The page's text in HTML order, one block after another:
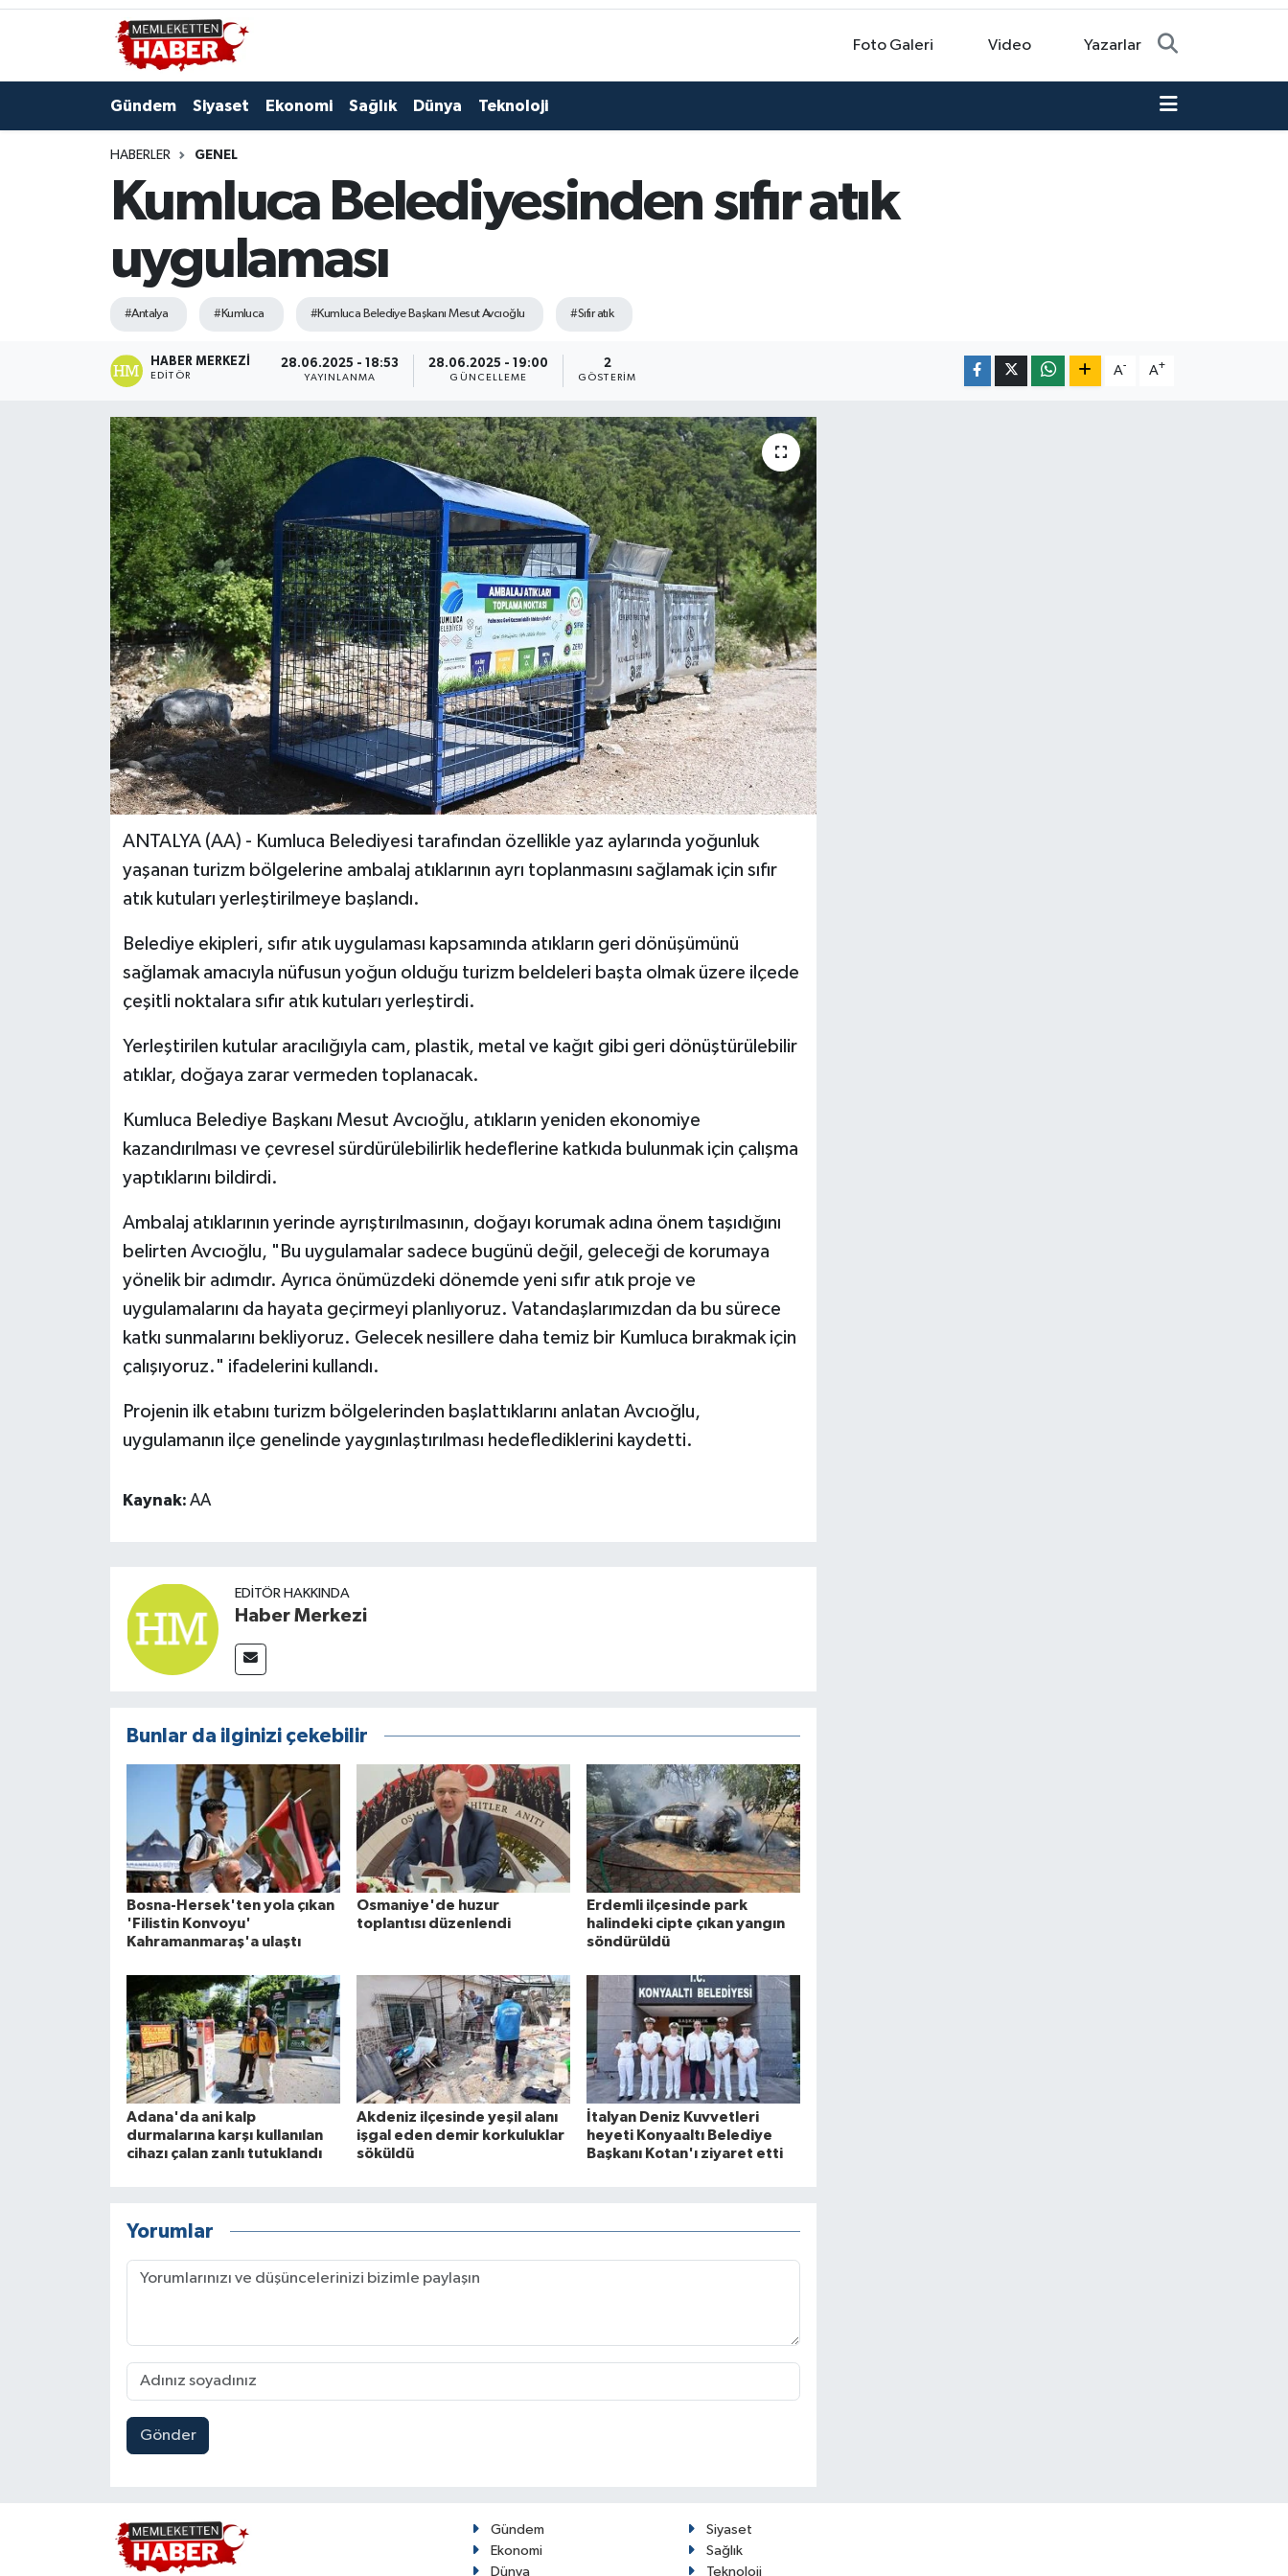
Foto Galeri Video Yazarlar
Gündem Siyaset Ekonomi Sağlık Dünya Teknoloji
HABERLER GENEL
Kumluca Belediyesinden sıfır atık
uygulaması
#Antalya #Kumluca #Kumluca Belediye Başkanı Mesut Avcıoğlu #Sıfır atık
HABER MERKEZI
EDITÖR
28.06.2025 - 18:53
YAYINLANMA
28.06.2025 - 19:00
GÜNCELLEME
2
GÖSTERIM
A- A+
ANTALYA (AA) - Kumluca Belediyesi tarafından özellikle yaz aylarında yoğunluk
yaşanan turizm bölgelerine ambalaj atıklarının ayrı toplanmasını sağlamak için sıfır
atık kutuları yerleştirilmeye başlandı.
Belediye ekipleri, sıfır atık uygulaması kapsamında atıkların geri dönüşümünü
sağlamak amacıyla nüfusun yoğun olduğu turizm beldeleri başta olmak üzere ilçede
çeşitli noktalara sıfır atık kutuları yerleştirdi.
Yerleştirilen kutular aracılığıyla cam, plastik, metal ve kağıt gibi geri dönüştürülebilir
atıklar, doğaya zarar vermeden toplanacak.
Kumluca Belediye Başkanı Mesut Avcıoğlu, atıkların yeniden ekonomiye
kazandırılması ve çevresel sürdürülebilirlik hedeflerine katkıda bulunmak için çalışma
yaptıklarını bildirdi.
Ambalaj atıklarının yerinde ayrıştırılmasının, doğayı korumak adına önem taşıdığını
belirten Avcıoğlu, "Bu uygulamalar sadece bugünü değil, geleceği de korumaya
yönelik bir adımdır. Ayrıca önümüzdeki dönemde yeni sıfır atık proje ve
uygulamalarını da hayata geçirmeyi planlıyoruz. Vatandaşlarımızdan da bu sürece
katkı sunmalarını bekliyoruz. Gelecek nesillere daha temiz bir Kumluca bırakmak için
çalışıyoruz." ifadelerini kullandı.
Projenin ilk etabını turizm bölgelerinden başlattıklarını anlatan Avcıoğlu,
uygulamanın ilçe genelinde yaygınlaştırılması hedeflediklerini kaydetti.
Kaynak: AA
EDITÖR HAKKINDA
Haber Merkezi
Bunlar da ilginizi çekebilir
Bosna-Hersek'ten yola çıkan
'Filistin Konvoyu'
Kahramanmaraş'a ulaştı
Osmaniye'de huzur
toplantısı düzenlendi
Erdemli ilçesinde park
halindeki cipte çıkan yangın
söndürüldü
Adana'da ani kalp
durmalarına karşı kullanılan
cihazı çalan zanlı tutuklandı
Akdeniz ilçesinde yeşil alanı
işgal eden demir korkuluklar
söküldü
İtalyan Deniz Kuvvetleri
heyeti Konyaaltı Belediye
Başkanı Kotan'ı ziyaret etti
Yorumlar
Gönder
Gündem
Siyaset
Ekonomi
Sağlık
Dünya
Teknoloji